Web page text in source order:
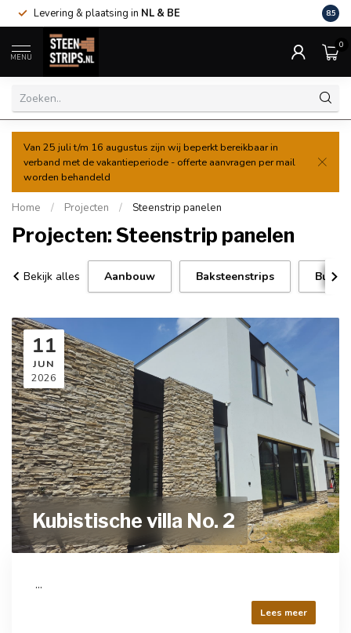
Levering & plaatsing in NL & BE Al
8.5
MENU
0
Van 25 juli t/m 16 augustus zijn wij beperkt bereikbaar in
verband met de vakantieperiode - offerte aanvragen per mail
worden behandeld
Home / Projecten / Steenstrip panelen
Projecten: Steenstrip panelen
Bekijk alles Aanbouw Baksteenstrips Buiten
11
JUN
2026
Kubistische villa No. 2
...
Lees meer